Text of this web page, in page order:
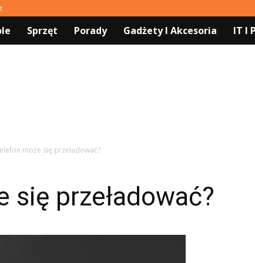
Sprzęt Porady Gadżety I Akcesoria IT I
może się przeładować?
się przeładować?